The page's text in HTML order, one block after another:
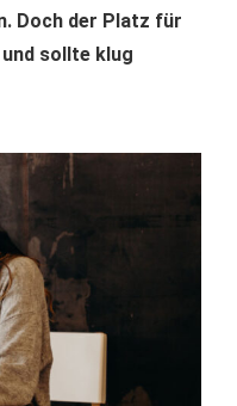
Doch der Platz für
sollte klug